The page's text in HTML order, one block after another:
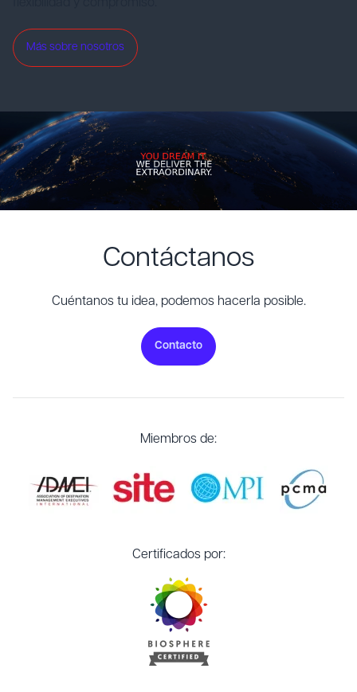
Más sobre nosotros
Contáctanos
Cuéntanos tu idea, podemos hacerla posible.
Contacto
Miembros de:
Certificados por: